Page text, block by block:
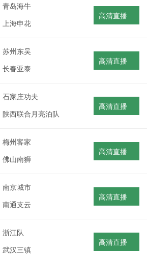
青岛海牛
上海申花
高清直播
苏州东吴
长春亚泰
高清直播
石家庄功夫
陕西联合月亮泊队
高清直播
梅州客家
佛山南狮
高清直播
南京城市
南通支云
高清直播
浙江队
武汉三镇
高清直播